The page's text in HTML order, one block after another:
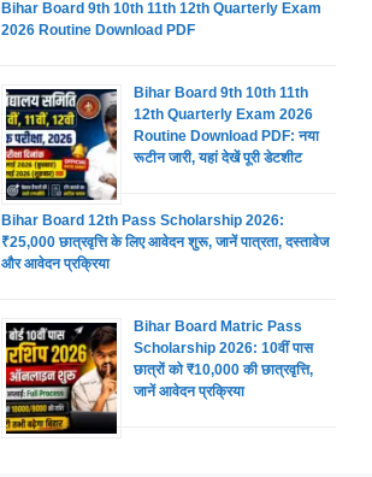
Bihar Board 9th 10th 11th 12th Quarterly Exam
2026 Routine Download PDF
Bihar Board 9th 10th 11th
12th Quarterly Exam 2026
Routine Download PDF: नया
रूटीन जारी, यहां देखें पूरी डेटशीट
Bihar Board 12th Pass Scholarship 2026:
₹25,000 छात्रवृत्ति के लिए आवेदन शुरू, जानें पात्रता, दस्तावेज
और आवेदन प्रक्रिया
Bihar Board Matric Pass
Scholarship 2026: 10वीं पास
छात्रों को ₹10,000 की छात्रवृत्ति,
जानें आवेदन प्रक्रिया